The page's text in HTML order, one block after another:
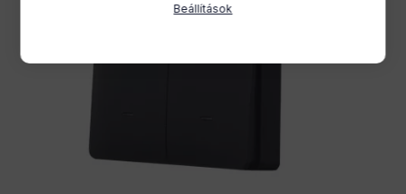
Beállítások